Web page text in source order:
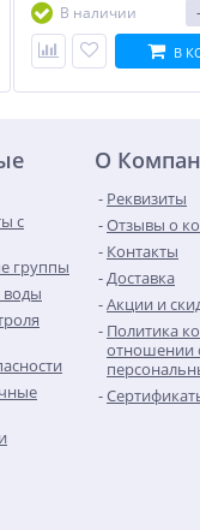
В наличии
-
В
с
группы
воды
О
Реквизиты
Отзывы о
Контакты
Доставка
Акции и
Политика
отношении